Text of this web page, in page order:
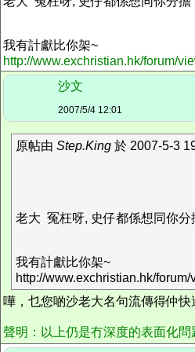
我有計獻比你架~
http://www.exchristian.hk/forum/
沙文
2007/5/4 12:01
原帖由 Step.King 於 2007-5-3
老大 冤枉呀, 史仔都係想同你分
我有計獻比你架~
http://www.exchristian.hk/
嘩，乜您啲沙老大名句流傳得仲
聲明：以上仍是冇深度的表面化問